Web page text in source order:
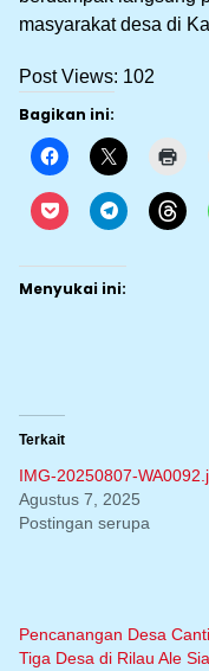
masyarakat desa di
Post Views: 102
Bagikan ini:
Menyukai ini:
Terkait
IMG-20250807-
Agustus 7, 2025
Postingan serupa
Pencanangan Desa
Tiga Desa di Rilau Ale